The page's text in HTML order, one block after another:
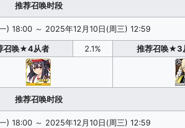
推荐召唤时段
) 18:00 ～ 2025年12月10日(周三) 12:59
召唤★4从者 2.1% 推荐召唤★3
推荐召唤时段
) 18:00 ～ 2025年12月10日(周三) 12:59